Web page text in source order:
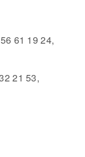
61 19 24,
21 53,